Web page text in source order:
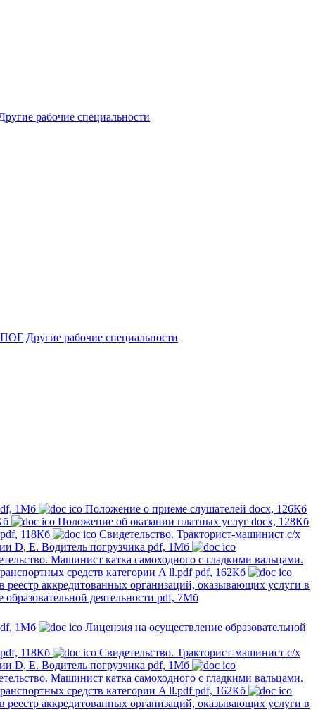
рабочие специальности
Другие рабочие специальности
1Мб Положение о приеме слушателей docx, 126Кб
Положение об оказании платных услуг docx, 128Кб
pdf, 118Кб
Свидетельство. Тракторист-машинист с/х
D, E. Водитель погрузчика pdf, 1Мб
Машинист катка самоходного с гладкими вальцами.
средств категории A ll.pdf pdf, 162Кб
реестр аккредитованных организаций, оказывающих услуги в
деятельности pdf, 7Мб
1Мб
Лицензия на осуществление образовательной
pdf, 118Кб
Свидетельство. Тракторист-машинист с/х
D, E. Водитель погрузчика pdf, 1Мб
Машинист катка самоходного с гладкими вальцами.
средств категории A ll.pdf pdf, 162Кб
реестр аккредитованных организаций, оказывающих услуги в